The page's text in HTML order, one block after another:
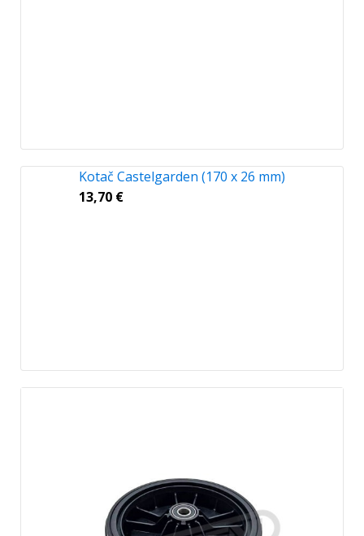
Kotač Castelgarden (170 x 26 mm)
13,70 €